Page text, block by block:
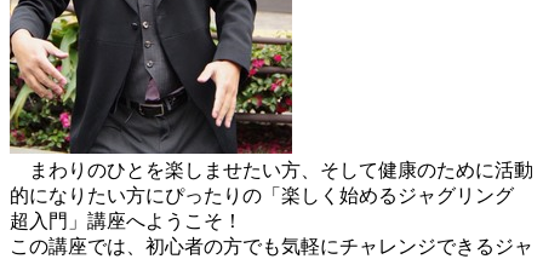
まわりのひとを楽しませたい方、そして健康のために活動
的になりたい方にぴったりの「楽しく始めるジャグリング
超入門」講座へようこそ！
この講座では、初心者の方でも気軽にチャレンジできるジャ